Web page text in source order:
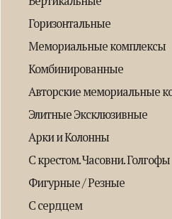
Горизонтальные
Мемориальные комплексы
Комбинированные
Авторские мемориальные
Элитные Эксклюзивные
Арки и Колонны
С крестом. Часовни. Голгофы
Фигурные / Резные
С сердцем